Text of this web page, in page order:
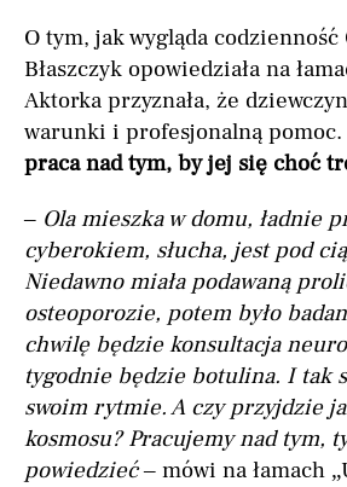
O tym, jak wygląda codzienność
Błaszczyk opowiedziała na
Aktorka przyznała, że
warunki i profesjonalną pomoc.
praca nad tym, by jej się choć
– Ola mieszka w domu, ładnie
cyberokiem, słucha, jest pod
Niedawno miała podawaną
osteoporozie, potem było
chwilę będzie konsultacja
tygodnie będzie botulina. I tak
swoim rytmie. A czy przyjdzie
kosmosu? Pracujemy nad tym,
powiedzieć– mówi na łamach